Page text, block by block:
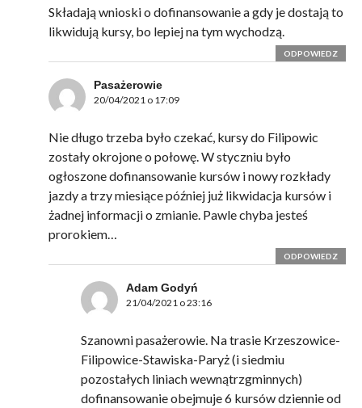
Składają wnioski o dofinansowanie a gdy je dostają to
likwidują kursy, bo lepiej na tym wychodzą.
ODPOWIEDZ
Pasażerowie
20/04/2021 o 17:09
Nie długo trzeba było czekać, kursy do Filipowic
zostały okrojone o połowę. W styczniu było
ogłoszone dofinansowanie kursów i nowy rozkłady
jazdy a trzy miesiące później już likwidacja kursów i
żadnej informacji o zmianie. Pawle chyba jesteś
prorokiem…
ODPOWIEDZ
Adam Godyń
21/04/2021 o 23:16
Szanowni pasażerowie. Na trasie Krzeszowice-
Filipowice-Stawiska-Paryż (i siedmiu
pozostałych liniach wewnątrzgminnych)
dofinansowanie obejmuje 6 kursów dziennie od